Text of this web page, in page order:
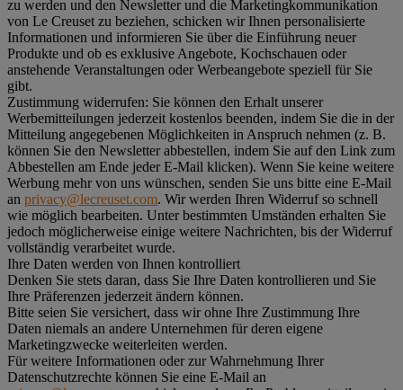
zu werden und den Newsletter und die Marketingkommunikation
von Le Creuset zu beziehen, schicken wir Ihnen personalisierte
Informationen und informieren Sie über die Einführung neuer
Produkte und ob es exklusive Angebote, Kochschauen oder
anstehende Veranstaltungen oder Werbeangebote speziell für Sie
gibt.
Zustimmung widerrufen: Sie können den Erhalt unserer
Werbemitteilungen jederzeit kostenlos beenden, indem Sie die in der
Mitteilung angegebenen Möglichkeiten in Anspruch nehmen (z. B.
können Sie den Newsletter abbestellen, indem Sie auf den Link zum
Abbestellen am Ende jeder E-Mail klicken). Wenn Sie keine weitere
Werbung mehr von uns wünschen, senden Sie uns bitte eine E-Mail
an privacy@lecreuset.com. Wir werden Ihren Widerruf so schnell
wie möglich bearbeiten. Unter bestimmten Umständen erhalten Sie
jedoch möglicherweise einige weitere Nachrichten, bis der Widerruf
vollständig verarbeitet wurde.
Ihre Daten werden von Ihnen kontrolliert
Denken Sie stets daran, dass Sie Ihre Daten kontrollieren und Sie
Ihre Präferenzen jederzeit ändern können.
Bitte seien Sie versichert, dass wir ohne Ihre Zustimmung Ihre
Daten niemals an andere Unternehmen für deren eigene
Marketingzwecke weiterleiten werden.
Für weitere Informationen oder zur Wahrnehmung Ihrer
Datenschutzrechte können Sie eine E-Mail an